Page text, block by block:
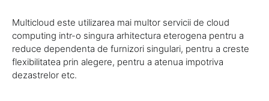
Multicloud este utilizarea mai multor servicii de cloud
computing intr-o singura arhitectura eterogena pentru a
reduce dependenta de furnizori singulari, pentru a creste
flexibilitatea prin alegere, pentru a atenua impotriva
dezastrelor etc.